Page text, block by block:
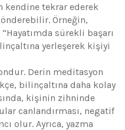
kendine tekrar ederek
Örneğin,
sürekli başarı
yerleşerek kişiyi
Derin meditasyon
bilinçaltına daha kolay
kişinin zihninde
canlandırması, negatif
olur. Ayrıca, yazma